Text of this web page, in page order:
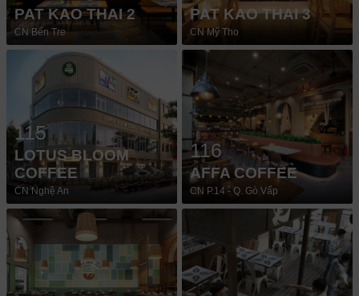
PAT KAO THAI 2
CN Bến Tre
PAT KAO THAI 3
CN Mỹ Tho
115
LOTUS BLOOM
COFFEE
CN Nghệ An
116
AFFA COFFEE
CN P.14 - Q. Gò Vấp